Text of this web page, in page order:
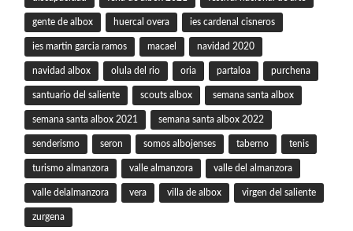
gente de albox huercal overa ies cardenal cisneros
ies martin garcia ramos macael navidad 2020
navidad albox olula del rio oria partaloa purchena
santuario del saliente scouts albox semana santa albox
semana santa albox 2021 semana santa albox 2022
senderismo seron somos albojenses taberno tenis
turismo almanzora valle almanzora valle del almanzora
valle delalmanzora vera villa de albox virgen del saliente
zurgena